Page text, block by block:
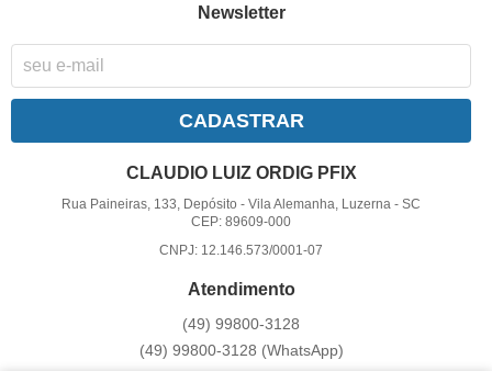
Newsletter
CADASTRAR
CLAUDIO LUIZ ORDIG PFIX
Rua Paineiras, 133, Depósito -Vila Alemanha, Luzerna -SC
CEP: 89609-000
CNPJ: 12.146.573/0001-07
Atendimento
(49) 99800-3128
(49) 99800-3128 (WhatsApp)